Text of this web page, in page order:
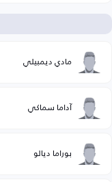
مادي ديمبيلي
آداما سماكي
بوراما ديالو